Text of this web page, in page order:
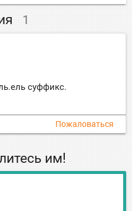
1
суффикс.
Пожаловаться
им!